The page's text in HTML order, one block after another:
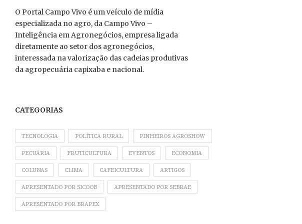
O Portal Campo Vivo é um veículo de mídia
especializada no agro, da Campo Vivo –
Inteligência em Agronegócios, empresa ligada
diretamente ao setor dos agronegócios,
interessada na valorização das cadeias produtivas
da agropecuária capixaba e nacional.
CATEGORIAS
TECNOLOGIA POLÍTICA RURAL PINHEIROS AGROSHOW
PECUÁRIA FRUTICULTURA EVENTOS ECONOMIA
COLUNAS CLIMA CAFEICULTURA ARTIGOS
APRESENTADO POR SICOOB APRESENTADO POR SEBRAE
APRESENTADO POR BRAPEX